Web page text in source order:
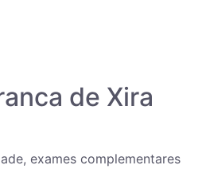
de Xira
exames complementares